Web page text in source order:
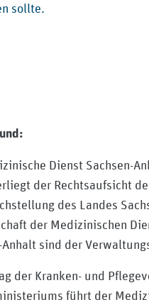
sollte.
Dienst Sachsen-
der Rechtsaufsicht
des Landes
der Medizinischen
Anhalt sind der
der Kranken- und
führt der